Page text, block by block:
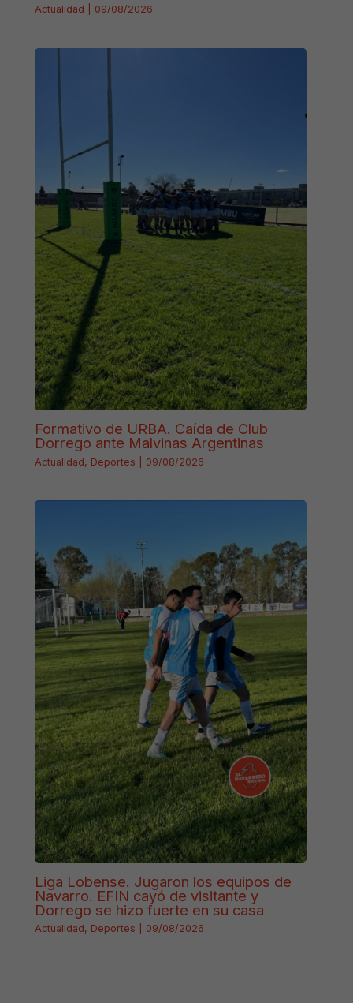
Actualidad 09/08/2026
Formativo de URBA. Caída de Club
Dorrego ante Malvinas Argentinas
Actualidad, Deportes 09/08/2026
Liga Lobense. Jugaron los equipos de
Navarro. EFIN cayó de visitante y
Dorrego se hizo fuerte en su casa
Actualidad, Deportes 09/08/2026